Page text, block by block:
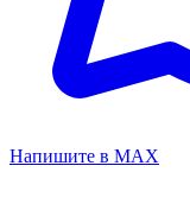
Напишите в MAX